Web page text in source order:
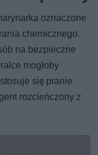
oznaczone
chemicznego.
na bezpieczne
mogłoby
się pranie
rozcieńczony z